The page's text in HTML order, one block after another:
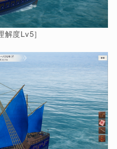
解度Lv5］